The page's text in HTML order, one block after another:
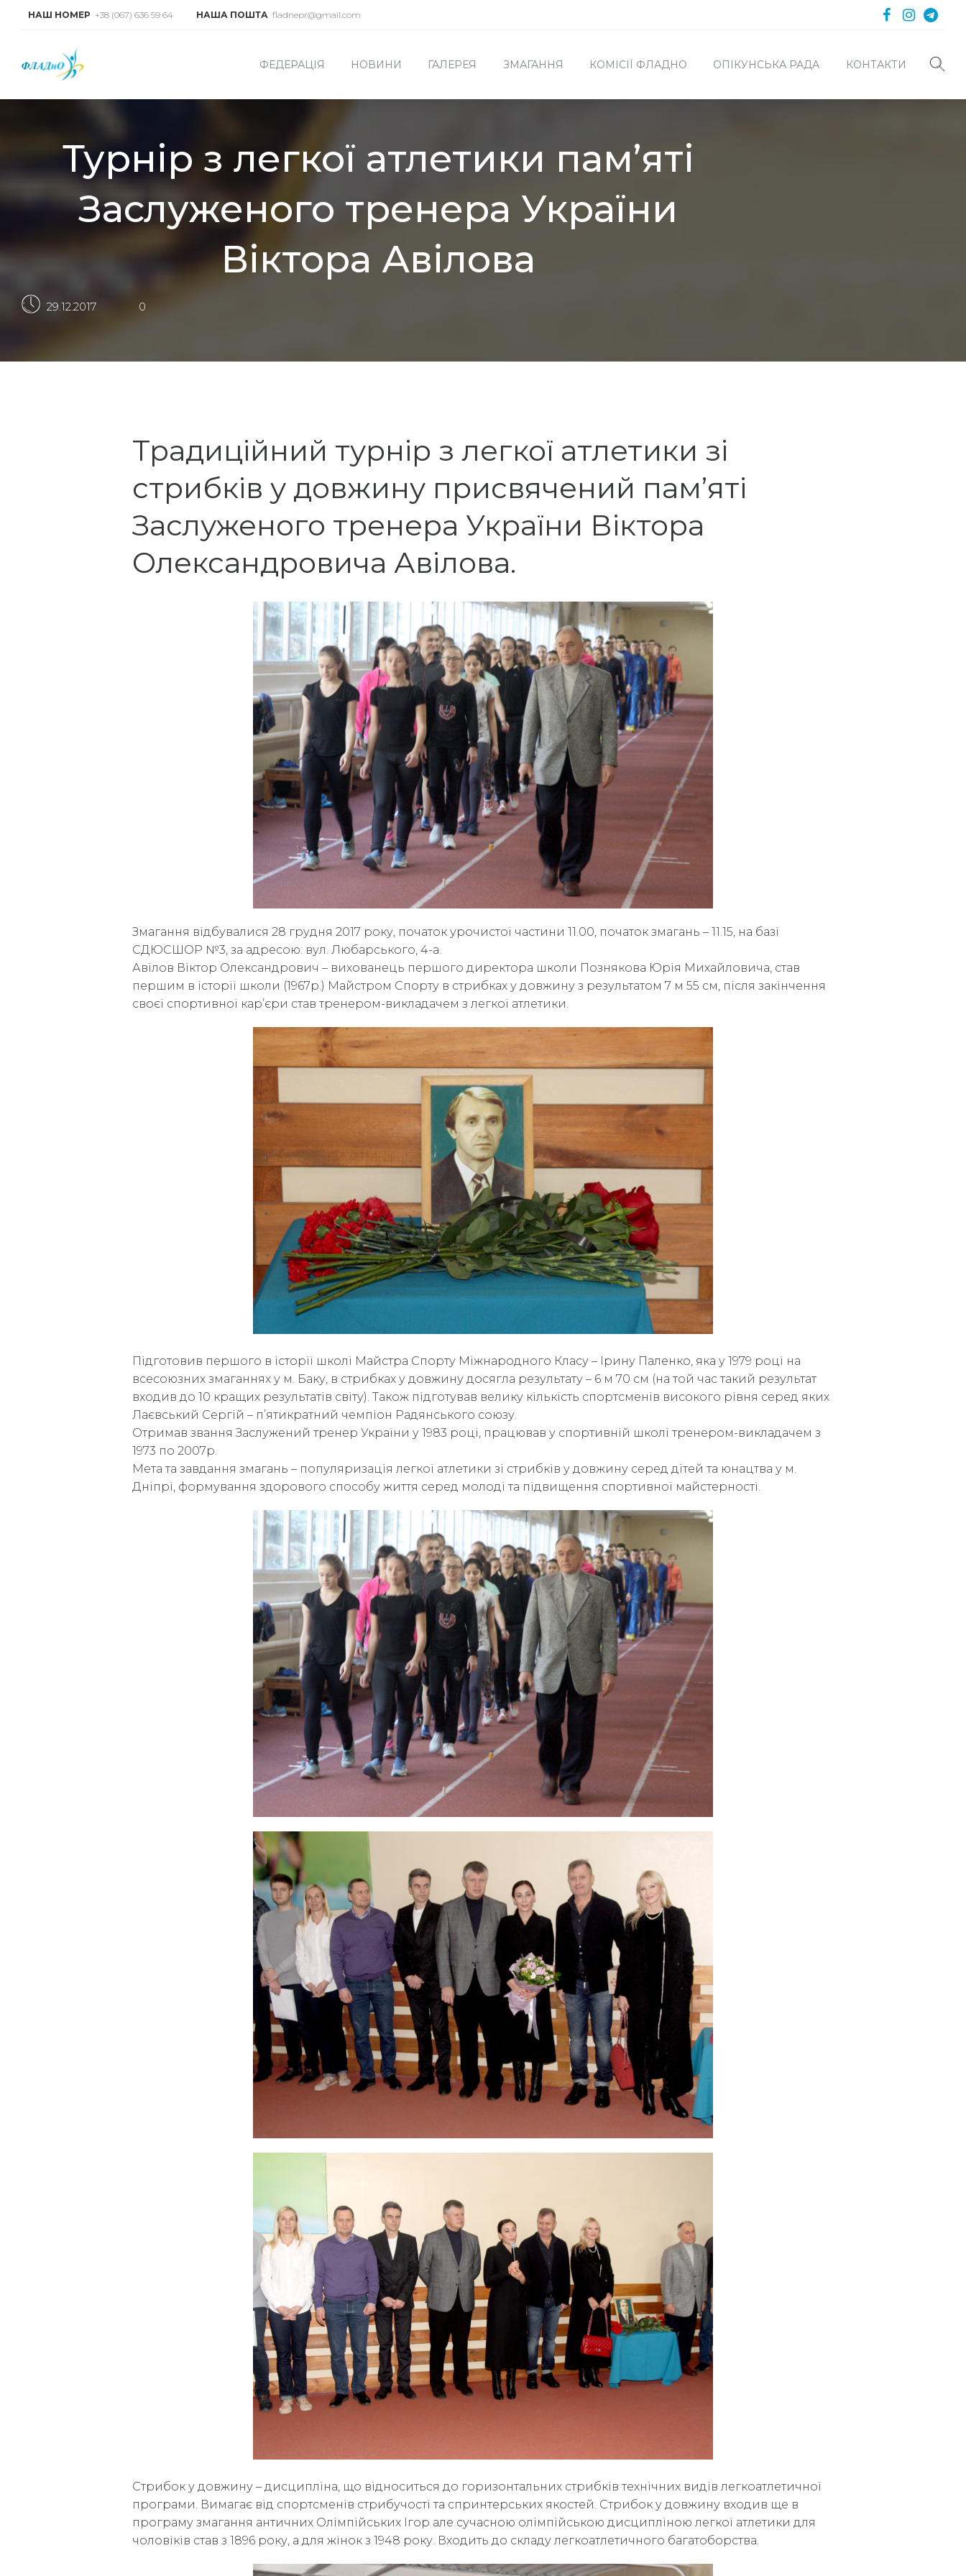
НАШ НОМЕР +38 (067) 636 59 64 НАША ПОШТА fladnepr@gmail.com
ФЕДЕРАЦІЯ НОВИНИ ГАЛЕРЕЯ ЗМАГАННЯ КОМІСІЇ ФЛАДНО ОПІКУНСЬКА РАДА КОНТАКТИ
Турнір з легкої атлетики пам’яті
Заслуженого тренера України
Віктора Авілова
29.12.2017 0
Традиційний турнір з легкої атлетики зі
стрибків у довжину присвячений пам’яті
Заслуженого тренера України Віктора
Олександровича Авілова.
Змагання відбувалися 28 грудня 2017 року, початок урочистої частини 11.00, початок змагань – 11.15, на базі
СДЮСШОР №3, за адресою: вул. Любарського, 4-а.
Авілов Віктор Олександрович – вихованець першого директора школи Познякова Юрія Михайловича, став
першим в історії школи (1967р.) Майстром Спорту в стрибках у довжину з результатом 7 м 55 см, після закінчення
своєї спортивної кар’єри став тренером-викладачем з легкої атлетики.
Підготовив першого в історії школі Майстра Спорту Міжнародного Класу – Ірину Паленко, яка у 1979 році на
всесоюзних змаганнях у м. Баку, в стрибках у довжину досягла результату – 6 м 70 см (на той час такий результат
входив до 10 кращих результатів світу). Також підготував велику кількість спортсменів високого рівня серед яких
Лаєвський Сергій – п’ятикратний чемпіон Радянського союзу.
Отримав звання Заслужений тренер України у 1983 році, працював у спортивній школі тренером-викладачем з
1973 по 2007р.
Мета та завдання змагань – популяризація легкої атлетики зі стрибків у довжину серед дітей та юнацтва у м.
Дніпрі, формування здорового способу життя серед молоді та підвищення спортивної майстерності.
Стрибок у довжину – дисципліна, що відноситься до горизонтальних стрибків технічних видів легкоатлетичної
програми. Вимагає від спортсменів стрибучості та спринтерських якостей. Стрибок у довжину входив ще в
програму змагання античних Олімпійських Ігор але сучасною олімпійською дисципліною легкої атлетики для
чоловіків став з 1896 року, а для жінок з 1948 року. Входить до складу легкоатлетичного багатоборства.